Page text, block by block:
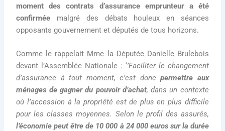
moment des contrats d’assurance emprunteur a été
confirmée malgré des débats houleux en séances
opposants gouvernement et députés de tous horizons.
Comme le rappelait Mme la Députée Danielle Brulebois
devant l’Assemblée Nationale : ‘’Faciliter le changement
d’assurance à tout moment, c’est doncpermettre aux
ménages de gagner du pouvoir d’achat, dans un contexte
où l’accession à la propriété est de plus en plus difficile
pour les classes moyennes. Selon le profil des assurés,
l’économie peut être de 10 000 à 24 000 euros sur la durée